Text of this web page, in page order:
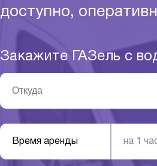
доступно,
Закажите ГАЗель с
Время аренды на 1